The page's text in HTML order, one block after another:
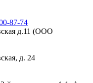
87-74
д.11 (ООО
д. 24